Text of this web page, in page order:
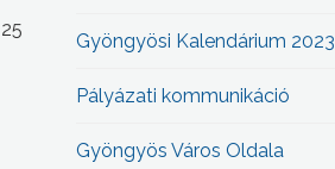
Gyöngyösi Kalendárium 2023
Pályázati kommunikáció
Gyöngyös Város Oldala